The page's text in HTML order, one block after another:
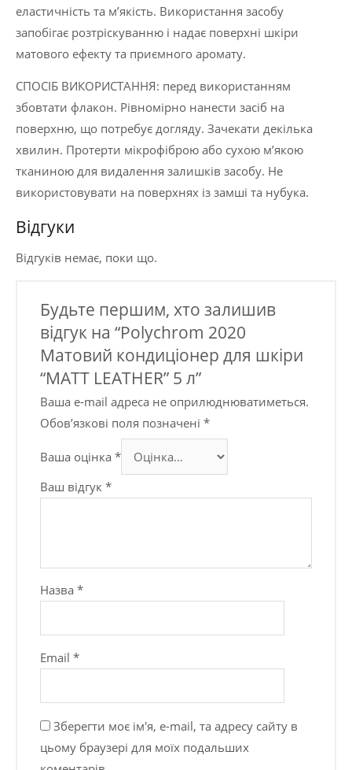
еластичність та м’якість. Використання засобу
запобігає розтріскуванню і надає поверхні шкіри
матового ефекту та приємного аромату.
CПОСІБ ВИКОРИСТАННЯ: перед використанням
збовтати флакон. Рівномірно нанести засіб на
поверхню, що потребує догляду. Зачекати декілька
хвилин. Протерти мікрофіброю або сухою мʼякою
тканиною для видалення залишків засобу. Не
використовувати на поверхнях із замші та нубука.
Відгуки
Відгуків немає, поки що.
Будьте першим, хто залишив
відгук на “Polychrom 2020
Матовий кондиціонер для шкіри
“MATT LEATHER” 5 л”
Ваша e-mail адреса не оприлюднюватиметься.
Обов’язкові поля позначені*
Ваша оцінка*
Ваш відгук*
Назва*
Email*
Зберегти моє ім'я, e-mail, та адресу сайту в
цьому браузері для моїх подальших